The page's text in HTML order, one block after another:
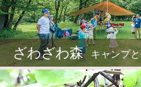
ざわざわ森 キャンプ